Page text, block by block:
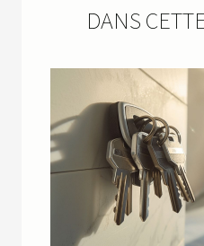
DANS